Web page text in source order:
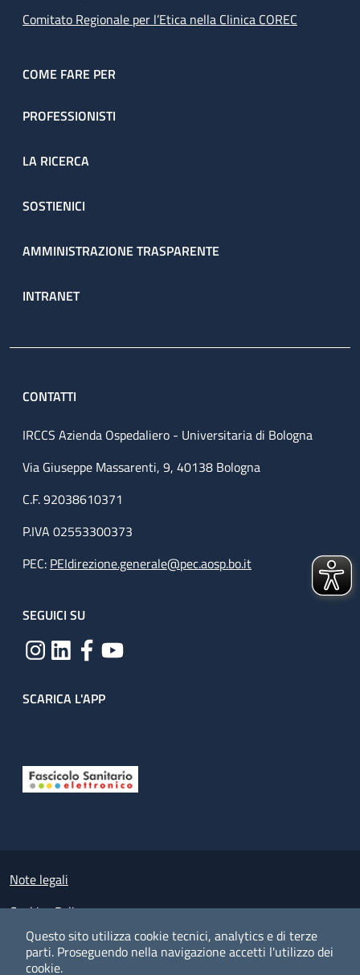
Questo sito utilizza cookie tecnici, analytics e di terze
parti. Proseguendo nella navigazione accetti l'utilizzo dei
cookie.
Comitato Regionale per l’Etica nella Clinica COREC
COME FARE PER
PROFESSIONISTI
LA RICERCA
SOSTIENICI
AMMINISTRAZIONE TRASPARENTE
INTRANET
CONTATTI
IRCCS Azienda Ospedaliero - Universitaria di Bologna
Via Giuseppe Massarenti, 9, 40138 Bologna
C.F. 92038610371
P.IVA 02553300373
PEC: PEIdirezione.generale@pec.aosp.bo.it
SEGUICI SU
SCARICA L'APP
Small prints
Note legali
Cookies Policy
Policy privacy e protezione del dato personale